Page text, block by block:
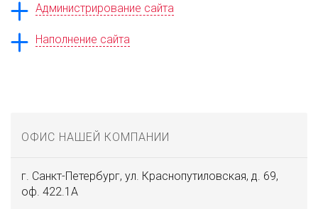
Администрирование сайта
Наполнение сайта
ОФИС НАШЕЙ КОМПАНИИ
г. Санкт-Петербург, ул. Краснопутиловская, д. 69,
оф. 422.1А